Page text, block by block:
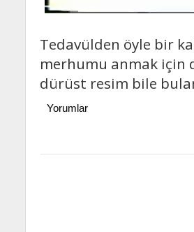
Tedavülden öyle bir
merhumu anmak için
dürüst resim bile
Yorumlar